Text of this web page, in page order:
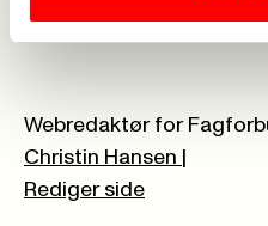
Webredaktør for
Christin Hansen
Rediger side